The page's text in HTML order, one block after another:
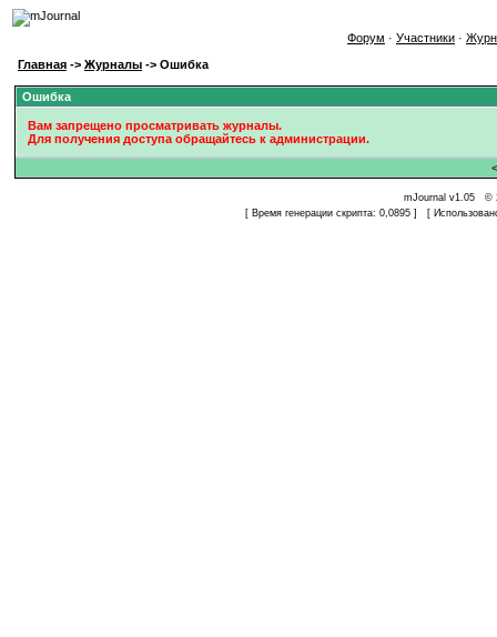
Форум · Участники ·
Главная -> Журналы -> Ошибка
Ошибка
Вам запрещено просматривать журналы.
Для получения доступа обращайтесь к администрации.
mJournal v1.05 ©
[ Время генерации скрипта: 0,0895 ] [